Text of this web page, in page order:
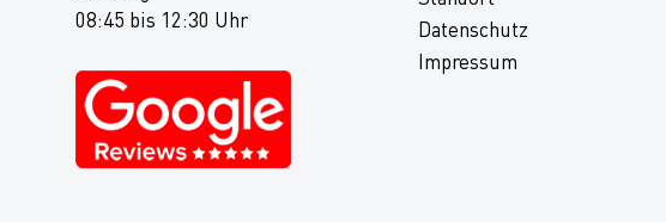
08:45 bis 12:30 Uhr
Datenschutz
Impressum